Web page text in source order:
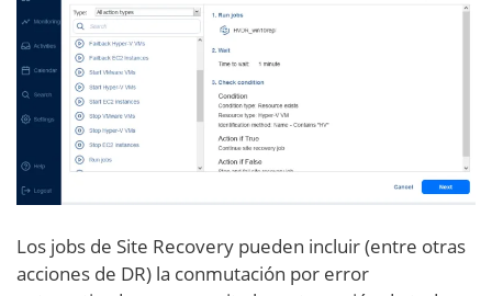
Los jobs de Site Recovery pueden incluir (entre otras
acciones de DR) la conmutación por error